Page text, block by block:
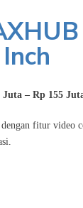
– Rp 155
fitur video